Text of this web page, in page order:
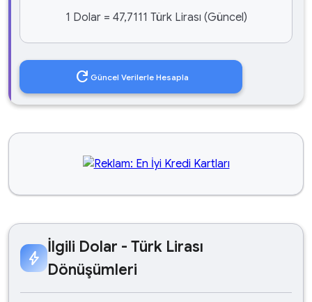
1 Dolar = 47,7111 Türk Lirası (Güncel)
refresh Güncel Verilerle Hesapla
bolt
İlgili Dolar - Türk Lirası
Dönüşümleri